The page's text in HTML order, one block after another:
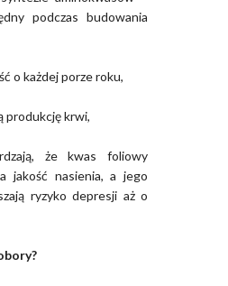
podczas budowania
o każdej porze roku,
produkcję krwi,
że kwas foliowy
jakość nasienia, a jego
ryzyko depresji aż o